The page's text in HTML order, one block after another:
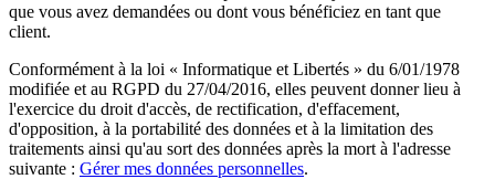
que vous avez demandées ou dont vous bénéficiez en tant que
client.
Conformément à la loi « Informatique et Libertés » du 6/01/1978
modifiée et au RGPD du 27/04/2016, elles peuvent donner lieu à
l'exercice du droit d'accès, de rectification, d'effacement,
d'opposition, à la portabilité des données et à la limitation des
traitements ainsi qu'au sort des données après la mort à l'adresse
suivante : Gérer mes données personnelles.